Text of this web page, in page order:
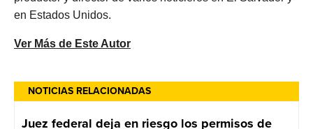
NOTICIAS RELACIONADAS
Juez federal deja en riesgo los permisos de
en Estados Unidos.
Ver Más de Este Autor